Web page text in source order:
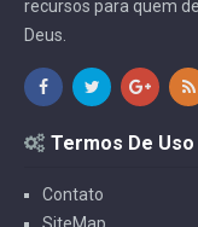
recursos para quem
Deus.
Termos De Uso
Contato
SiteMap